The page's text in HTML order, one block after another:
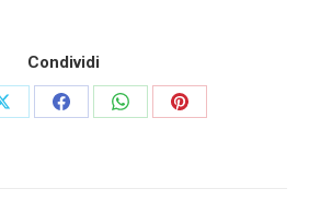
Condividi
Share
Share
Share
Share